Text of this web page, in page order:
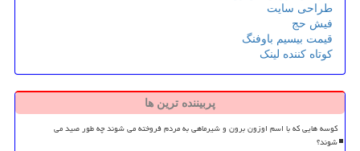
طراحی سایت
فیش حج
قیمت بیسیم باوفنگ
کوتاه کننده لینک
پربیننده ترین ها
کوسه هایی که با اسم اوزون برون و شیرماهی به مردم فروخته می شوند چه طور صید می
شوند؟